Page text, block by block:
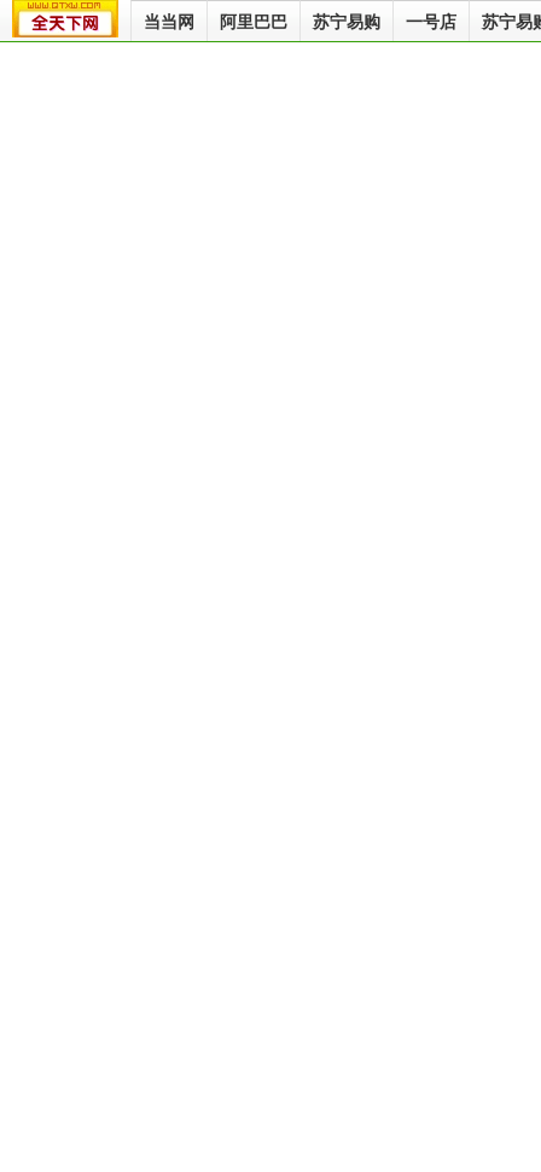
当当网 阿里巴巴 苏宁易购 一号店 苏宁易